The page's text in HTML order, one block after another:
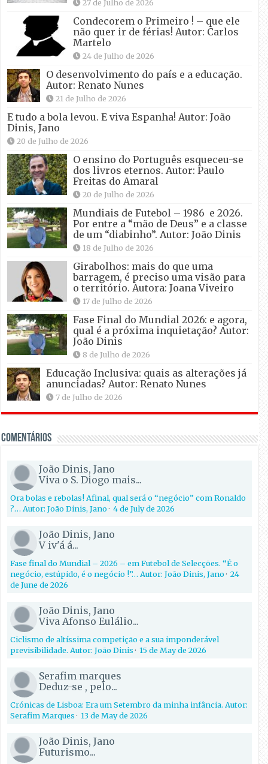
27 de Julho de 2026
Condecorem o Primeiro ! – que ele
não quer ir de férias! Autor: Carlos
Martelo
24 de Julho de 2026
O desenvolvimento do país e a educação.
Autor: Renato Nunes
21 de Julho de 2026
E tudo a bola levou. E viva Espanha! Autor: João
Dinis, Jano
20 de Julho de 2026
O ensino do Português esqueceu-se
dos livros eternos. Autor: Paulo
Freitas do Amaral
20 de Julho de 2026
Mundiais de Futebol – 1986 e 2026.
Por entre a “mão de Deus” e a classe
de um “diabinho”. Autor: João Dinis
18 de Julho de 2026
Girabolhos: mais do que uma
barragem, é preciso uma visão para
o território. Autora: Joana Viveiro
17 de Julho de 2026
Fase Final do Mundial 2026: e agora,
qual é a próxima inquietação? Autor:
João Dinis
8 de Julho de 2026
Educação Inclusiva: quais as alterações já
anunciadas? Autor: Renato Nunes
7 de Julho de 2026
Comentários
João Dinis, Jano
Viva o S. Diogo mais...
Ora bolas e rebolas! Afinal, qual será o “negócio” com Ronaldo
?… Autor: João Dinis, Jano·4 de July de 2026
João Dinis, Jano
V iv'á á...
Fase final do Mundial – 2026 – em Futebol de Selecções. “É o
negócio, estúpido, é o negócio !”… Autor: João Dinis, Jano·24
de June de 2026
João Dinis, Jano
Viva Afonso Eulálio...
Ciclismo de altíssima competição e a sua imponderável
previsibilidade. Autor: João Dinis·15 de May de 2026
Serafim marques
Deduz-se , pelo...
Crónicas de Lisboa: Era um Setembro da minha infância. Autor:
Serafim Marques·13 de May de 2026
João Dinis, Jano
Futurismo...